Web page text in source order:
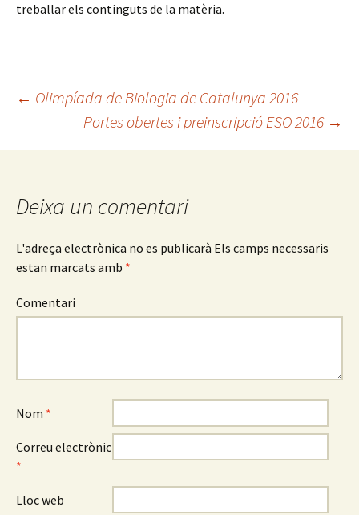
treballar els continguts de la matèria.
Navegació
pels
articles
← Olimpíada de Biologia de Catalunya 2016
Portes obertes i preinscripció ESO 2016 →
Deixa un comentari
L'adreça electrònica no es publicarà Els camps necessaris
estan marcats amb *
Comentari
Nom *
Correu electrònic
*
Lloc web